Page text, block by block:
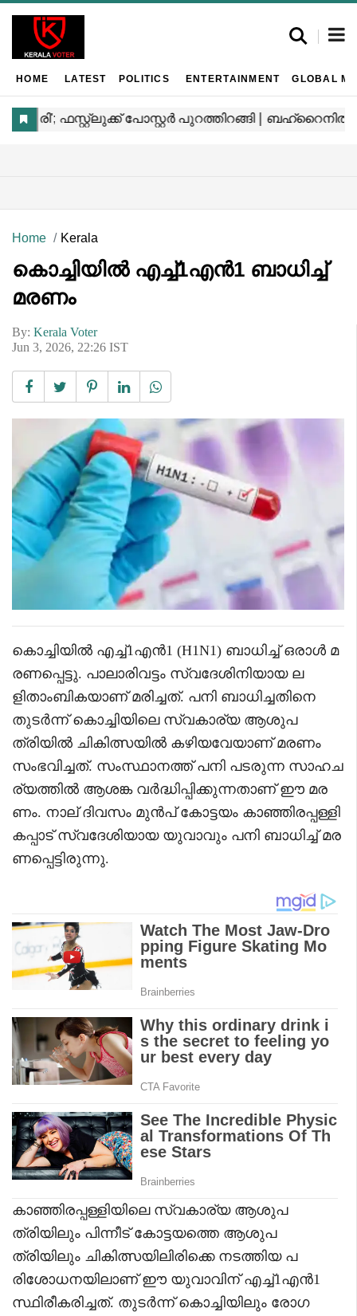
HOME LATEST POLITICS ENTERTAINMENT GLOBAL
Home Kerala
കൊച്ചിയിൽ എച്ച്1എൻ1 ബാധിച്ച്
മരണം
By: Kerala Voter
Jun 3, 2026, 22:26 IST
കൊച്ചിയിൽ എച്ച്1എൻ1 (H1N1) ബാധിച്ച് ഒരാൾ മ
രണപ്പെട്ടു. പാലാരിവട്ടം സ്വദേശിനിയായ ല
ളിതാംബികയാണ് മരിച്ചത്. പനി ബാധിച്ചതിനെ
തുടർന്ന് കൊച്ചിയിലെ സ്വകാര്യ ആശുപ
ത്രിയിൽ ചികിത്സയിൽ കഴിയവേയാണ് മരണം
സംഭവിച്ചത്. സംസ്ഥാനത്ത് പനി പടരുന്ന സാഹച
ര്യത്തിൽ ആശങ്ക വർദ്ധിപ്പിക്കുന്നതാണ് ഈ മര
ണം. നാല് ദിവസം മുൻപ് കോട്ടയം കാഞ്ഞിരപ്പള്ളി
കപ്പാട് സ്വദേശിയായ യുവാവും പനി ബാധിച്ച് മര
ണപ്പെട്ടിരുന്നു.
കാഞ്ഞിരപ്പള്ളിയിലെ സ്വകാര്യ ആശുപ
ത്രിയിലും പിന്നീട് കോട്ടയത്തെ ആശുപ
ത്രിയിലും ചികിത്സയിലിരിക്കെ നടത്തിയ പ
രിശോധനയിലാണ് ഈ യുവാവിന് എച്ച്1എൻ1
സ്ഥിരീകരിച്ചത്. തുടർന്ന് കൊച്ചിയിലും രോഗ